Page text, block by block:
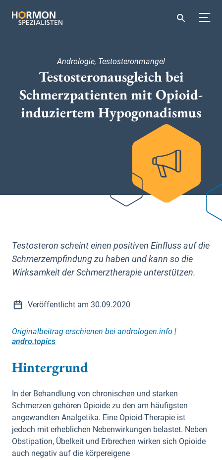
Andrologie, Testosteronmangel
Testosteronausgleich bei
Schmerzpatienten mit Opioid-
induziertem Hypogonadismus
Testosteron scheint einen positiven Einfluss auf die
Schmerzempfindung zu haben und kann so die
Wirksamkeit der Schmerztherapie unterstützen.
Veröffentlicht am 30.09.2020
Originalbeitrag erschienen bei andrologen.info |
andro.topics
Hintergrund
In der Behandlung von chronischen und starken
Schmerzen gehören Opioide zu den am häufigsten
angewandten Analgetika. Eine Opioid-Therapie ist
jedoch mit erheblichen Nebenwirkungen belastet. Neben
Obstipation, Übelkeit und Erbrechen wirken sich Opioide
auch negativ auf die körpereigene